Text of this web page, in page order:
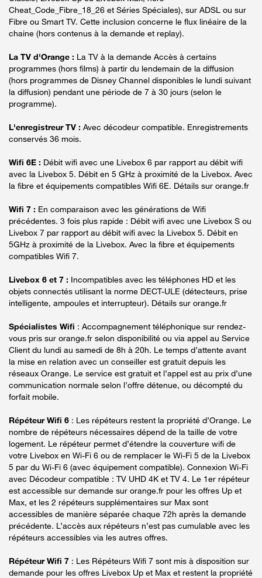
Cheat_Code_Fibre_18_26 et Séries Spéciales), sur ADSL ou sur
Fibre ou Smart TV. Cette inclusion concerne le flux linéaire de la
chaine (hors contenus à la demande et replay).
La TV d'Orange : La TV à la demande Accès à certains
programmes (hors films) à partir du lendemain de la diffusion
(hors programmes de Disney Channel disponibles le lundi suivant
la diffusion) pendant une période de 7 à 30 jours (selon le
programme).
L'enregistreur TV : Avec décodeur compatible. Enregistrements
conservés 36 mois.
Wifi 6E : Débit wifi avec une Livebox 6 par rapport au débit wifi
avec la Livebox 5. Débit en 5 GHz à proximité de la Livebox. Avec
la fibre et équipements compatibles Wifi 6E. Détails sur orange.fr
Wifi 7 : En comparaison avec les générations de Wifi
précédentes. 3 fois plus rapide : Débit wifi avec une Livebox S ou
Livebox 7 par rapport au débit wifi avec la Livebox 5. Débit en
5GHz à proximité de la Livebox. Avec la fibre et équipements
compatibles Wifi 7.
Livebox 6 et 7 : Incompatibles avec les téléphones HD et les
objets connectés utilisant la norme DECT-ULE (détecteurs, prise
intelligente, ampoules et interrupteur). Détails sur orange.fr
Spécialistes Wifi : Accompagnement téléphonique sur rendez-
vous pris sur orange.fr selon disponibilité ou via appel au Service
Client du lundi au samedi de 8h à 20h. Le temps d’attente avant
la mise en relation avec un conseiller est gratuit depuis les
réseaux Orange. Le service est gratuit et l’appel est au prix d’une
communication normale selon l’offre détenue, ou décompté du
forfait mobile.
Répéteur Wifi 6 : Les répéteurs restent la propriété d’Orange. Le
nombre de répéteurs nécessaires dépend de la taille de votre
logement. Le répéteur permet d’étendre la couverture wifi de
votre Livebox en Wi-Fi 6 ou de remplacer le Wi-Fi 5 de la Livebox
5 par du Wi-Fi 6 (avec équipement compatible). Connexion Wi-Fi
avec Décodeur compatible : TV UHD 4K et TV 4. Le 1er répéteur
est accessible sur demande sur orange.fr pour les offres Up et
Max, et les 2 répéteurs supplémentaires sur Max sont
accessibles de manière séparée chaque 72h après la demande
précédente. L’accès aux répéteurs n’est pas cumulable avec les
répéteurs accessibles via les autres offres.
Répéteur Wifi 7 : Les Répéteurs Wifi 7 sont mis à disposition sur
demande pour les offres Livebox Up et Max et restent la propriété